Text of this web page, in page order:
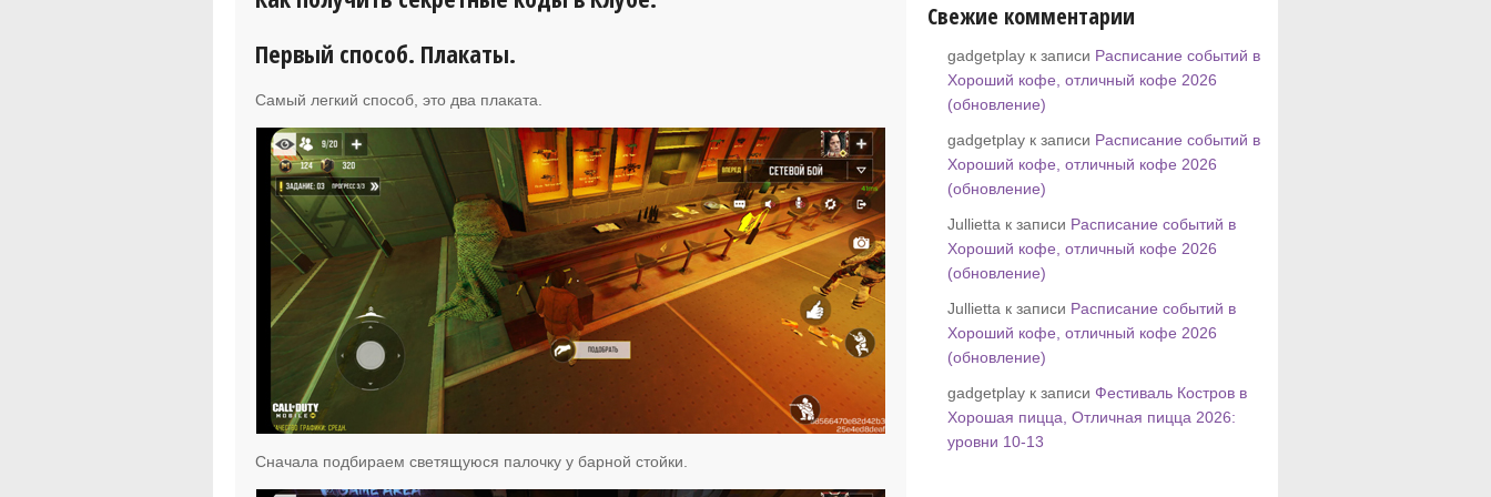
Первый способ. Плакаты.
Самый легкий способ, это два плаката.
Сначала подбираем светящуюся палочку у барной стойки.
Свежие комментарии
gadgetplay к записи Расписание событий в
Хороший кофе, отличный кофе 2026
(обновление)
gadgetplay к записи Расписание событий в
Хороший кофе, отличный кофе 2026
(обновление)
Jullietta к записи Расписание событий в
Хороший кофе, отличный кофе 2026
(обновление)
Jullietta к записи Расписание событий в
Хороший кофе, отличный кофе 2026
(обновление)
gadgetplay к записи Фестиваль Костров в
Хорошая пицца, Отличная пицца 2026:
уровни 10-13